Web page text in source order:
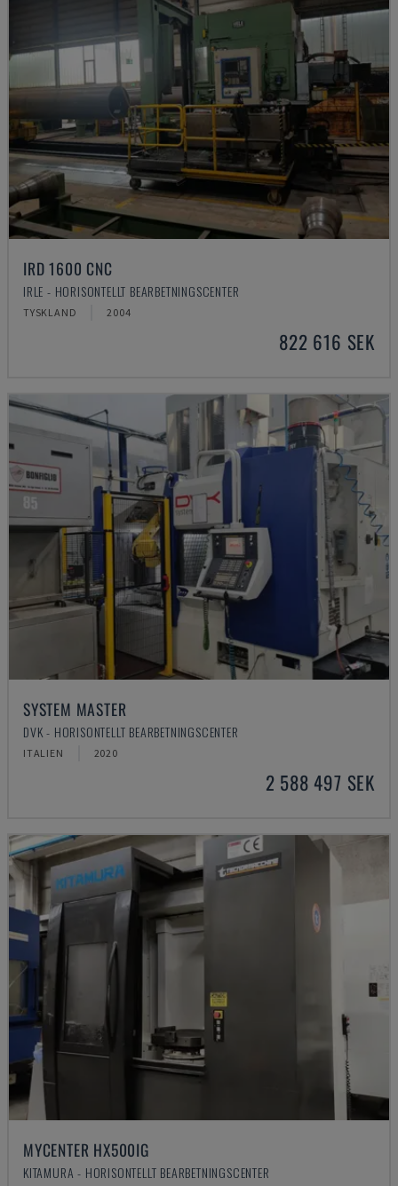
IRD 1600 CNC
IRLE - HORISONTELLT BEARBETNINGSCENTER
TYSKLAND 2004
822 616 SEK
SYSTEM MASTER
DVK - HORISONTELLT BEARBETNINGSCENTER
ITALIEN 2020
2 588 497 SEK
MYCENTER HX500IG
KITAMURA - HORISONTELLT BEARBETNINGSCENTER